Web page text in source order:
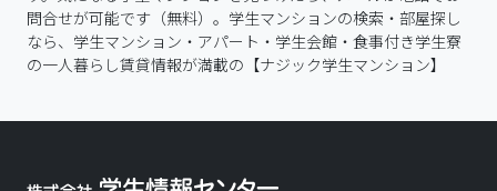
問合せが可能です（無料）。学生マンションの検索・部屋探し
なら、学生マンション・アパート・学生会館・食事付き学生寮
の一人暮らし賃貸情報が満載の【ナジック学生マンション】